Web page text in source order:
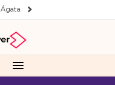
Ágata y Lola